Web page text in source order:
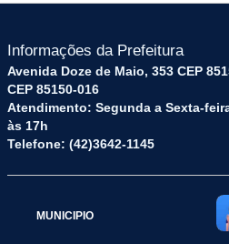
Informações da Prefeitura
Avenida Doze de Maio, 353 CEP
CEP 85150-016
Atendimento: Segunda a Sexta-
às 17h
Telefone: (42)3642-1145
MUNICIPIO